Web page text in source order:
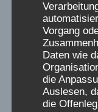
im
Vorgang
Daten wie
die
Auslesen,
die